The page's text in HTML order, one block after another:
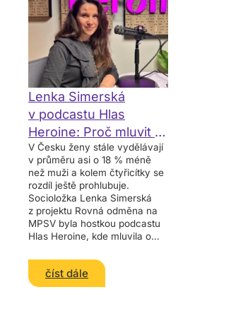
Lenka Simerská
v podcastu Hlas
Heroine: Proč mluvit o
tom, kolik kdo bere?
V Česku ženy stále vydělávají
v průměru asi o 18 % méně
než muži a kolem čtyřicítky se
rozdíl ještě prohlubuje.
Socioložka Lenka Simerská
z projektu Rovná odměna na
MPSV byla hostkou podcastu
Hlas Heroine, kde mluvila o
číst dále